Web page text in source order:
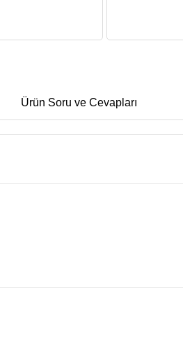
Ürün Soru ve Cevapları